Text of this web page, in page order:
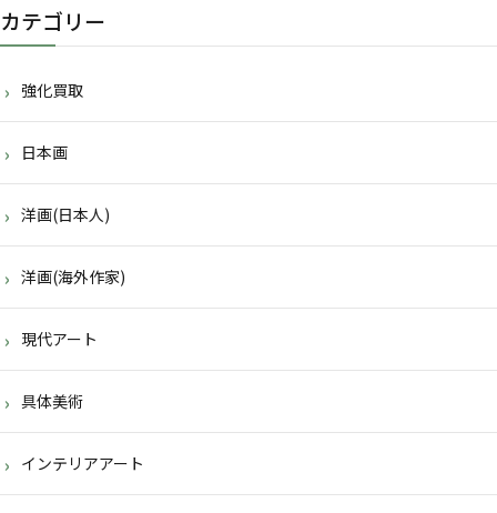
カテゴリー
強化買取
日本画
洋画(日本人)
洋画(海外作家)
現代アート
具体美術
インテリアアート